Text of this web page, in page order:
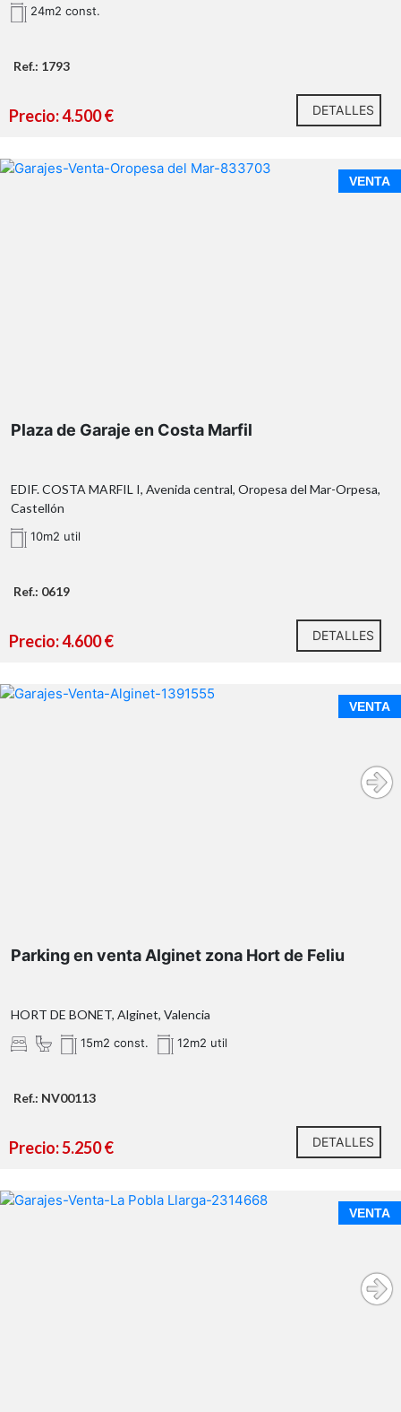
24m2 const.
Ref.: 1793
Precio: 4.500 € DETALLES
VENTA
Plaza de Garaje en Costa Marfil
EDIF. COSTA MARFIL I, Avenida central, Oropesa del Mar-Orpesa,
Castellón
10m2 util
Ref.: 0619
Precio: 4.600 € DETALLES
VENTA
Parking en venta Alginet zona Hort de Feliu
HORT DE BONET, Alginet, Valencia
15m2 const. 12m2 util
Ref.: NV00113
Precio: 5.250 € DETALLES
VENTA